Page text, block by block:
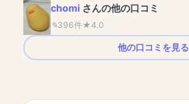
chomi さんの他の口コミ
396件 4.0
他の口コミを見る